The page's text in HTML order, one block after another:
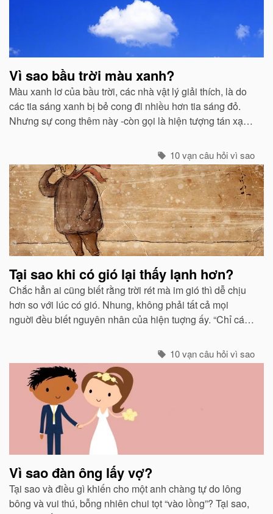
Vì sao bầu trời màu xanh?
Màu xanh lơ của bầu trời, các nhà vật lý giải thích, là do
các tia sáng xanh bị bẻ cong đi nhiều hơn tia sáng đỏ.
Nhưng sự cong thêm này -còn gọi là hiện tượng tán xạ -
10 vạn câu hỏi vì sao
Tại sao khi có gió lại thấy lạnh hơn?
Chắc hẳn ai cũng biết rằng trời rét mà im gió thì dễ chịu
hơn so với lúc có gió. Nhung, không phải tất cả mọi
nguời đều biết nguyên nhân của hiện tuợng ấy. “Chỉ các
10 vạn câu hỏi vì sao
Vì sao đàn ông lấy vợ?
Tại sao và điều gì khiến cho một anh chàng tự do lông
bông và vui thú, bỗng nhiên chui tọt “vào lồng”? Tại sao,